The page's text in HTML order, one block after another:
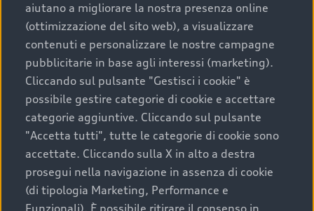
La qualità di acquistare
un’auto usata Audi
Scegliere un’auto usata è una decisione che coniuga
convenienza, affidabilità e sostenibilità. Per fare un
acquisto sicuro, è essenziale considerare aspetti
determinanti come la garanzia inclusa e l’affidabilità del
marchio. Audi offre l’auto usata perfetta tramite Audi
Prima Scelta :plus
aiutano a migliorare la nostra presenza online
(ottimizzazione del sito web), a visualizzare
contenuti e personalizzare le nostre campagne
pubblicitarie in base agli interessi (marketing).
Cliccando sul pulsante "Gestisci i cookie" è
possibile gestire categorie di cookie e accettare
categorie aggiuntive. Cliccando sul pulsante
"Accetta tutti", tutte le categorie di cookie sono
accettate. Cliccando sulla X in alto a destra
prosegui nella navigazione in assenza di cookie
(di tipologia Marketing, Performance e